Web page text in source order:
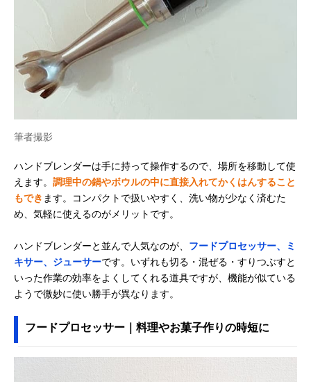
筆者撮影
ハンドブレンダーは手に持って操作するので、場所を移動して使
えます。 調理中の鍋やボウルの中に直接入れてかくはんすること
もでき ます。コンパクトで扱いやすく、洗い物が少なく済むた
め、気軽に使えるのがメリットです。
ハンドブレンダーと並んで人気なのが、 フードプロセッサー、ミ
キサー、ジューサーです。いずれも切る・混ぜる・すりつぶすと
いった作業の効率をよくしてくれる道具ですが、機能が似ている
ようで微妙に使い勝手が異なります。
フードプロセッサー｜料理やお菓子作りの時短に